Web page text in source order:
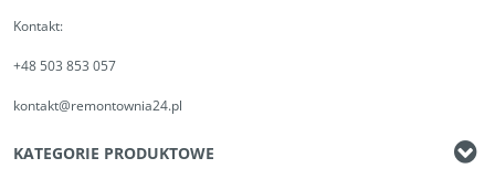
Kontakt:
+48 503 853 057
kontakt@remontownia24.pl
KATEGORIE PRODUKTOWE